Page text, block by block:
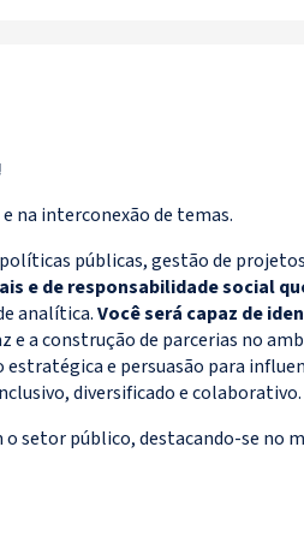
na interconexão de temas.
públicas, gestão de
e de responsabilidade social
analítica.Você será capaz de
e a construção de parcerias no
e persuasão para
diversificado e colaborativo.
setor público, destacando-se no